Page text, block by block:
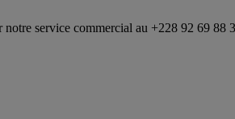
commercial au +228 92 69 88 33